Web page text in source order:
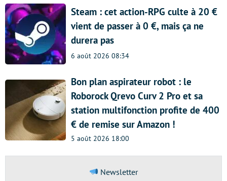
Steam : cet action-RPG culte à 20 €
vient de passer à 0 €, mais ça ne
durera pas
6 août 2026 08:34
Bon plan aspirateur robot : le
Roborock Qrevo Curv 2 Pro et sa
station multifonction profite de 400
€ de remise sur Amazon !
5 août 2026 18:00
Newsletter